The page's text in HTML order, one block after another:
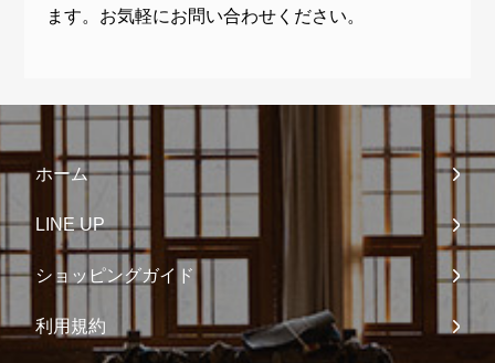
ます。お気軽にお問い合わせください。
ホーム
LINE UP
ショッピングガイド
利用規約